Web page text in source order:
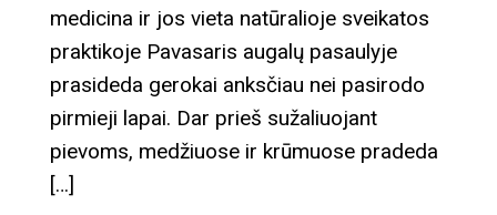
medicina ir jos vieta natūralioje sveikatos
praktikoje Pavasaris augalų pasaulyje
prasideda gerokai anksčiau nei pasirodo
pirmieji lapai. Dar prieš sužaliuojant
pievoms, medžiuose ir krūmuose pradeda
[…]